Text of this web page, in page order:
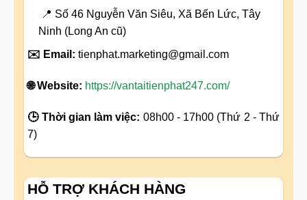
📍 Số 46 Nguyễn Văn Siêu, Xã Bến Lức, Tây
Ninh (Long An cũ)
✉️ Email: tienphat.marketing@gmail.com
🌐 Website: https://vantaitienphat247.com/
🕒 Thời gian làm việc: 08h00 - 17h00 (Thứ 2 - Thứ
7)
HỖ TRỢ KHÁCH HÀNG